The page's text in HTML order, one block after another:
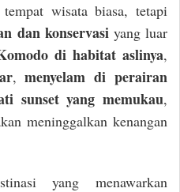
wisata biasa, tetapi
dan konservasiyang luar
di habitat aslinya,
,menyelam di perairan
sunset yang memukau,
meninggalkan kenangan
yang menawarkan